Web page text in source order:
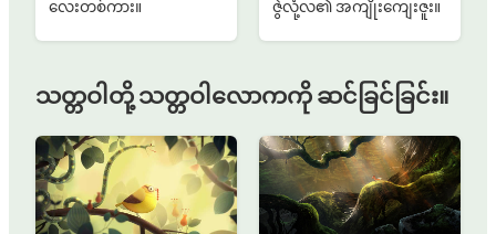
လေးတစ်ကား။
ဇွဲလုံ့လ၏ အကျိုးကျေးဇူး။
သတ္တဝါတို့ သတ္တဝါလောကကို ဆင်ခြင်ခြင်း။